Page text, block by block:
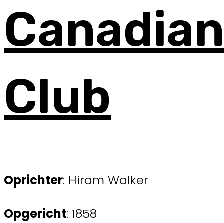
Canadian
Club
Oprichter: Hiram Walker
Opgericht: 1858